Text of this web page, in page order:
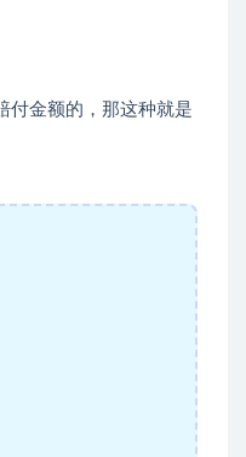
付金额的，那这种就是